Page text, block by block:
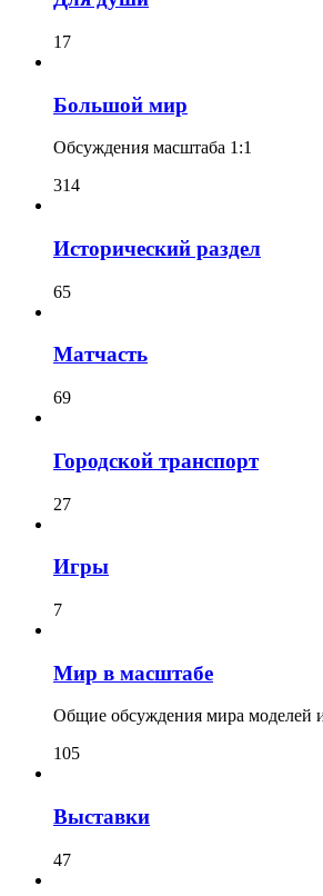
17
Большой мир
Обсуждения масштаба 1:1
314
Исторический раздел
65
Матчасть
69
Городской транспорт
27
Игры
7
Мир в масштабе
Общие обсуждения мира моделей
105
Выставки
47